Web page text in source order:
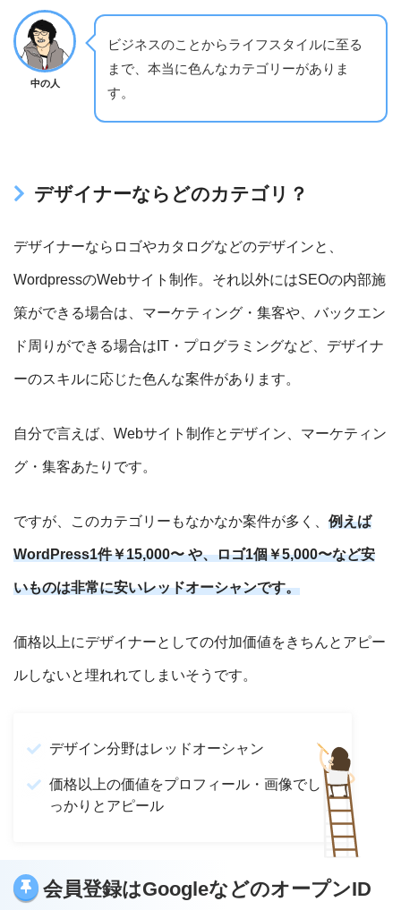
中の人
ビジネスのことからライフスタイルに至る
まで、本当に色んなカテゴリーがありま
す。
デザイナーならどのカテゴリ？
デザイナーならロゴやカタログなどのデザインと、
WordpressのWebサイト制作。それ以外にはSEOの内部施
策ができる場合は、マーケティング・集客や、バックエン
ド周りができる場合はIT・プログラミングなど、デザイナ
ーのスキルに応じた色んな案件があります。
自分で言えば、Webサイト制作とデザイン、マーケティン
グ・集客あたりです。
ですが、このカテゴリーもなかなか案件が多く、 例えば
WordPress1件￥15,000〜 や、ロゴ1個￥5,000〜など安
いものは非常に安いレッドオーシャンです。
価格以上にデザイナーとしての付加価値をきちんとアピー
ルしないと埋れれてしまいそうです。
デザイン分野はレッドオーシャン
価格以上の価値をプロフィール・画像でし
っかりとアピール
会員登録はGoogleなどのオープンID